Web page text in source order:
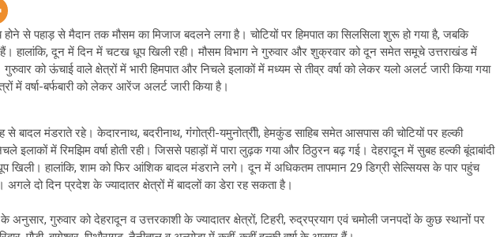
होने से पहाड़ से मैदान तक मौसम का मिजाज बदलने लगा है। चोटियों पर हिमपात का सिलसिला शुरू हो गया है, जबकि
हैं। हालांकि, दून में दिन में चटख धूप खिली रही। मौसम विभाग ने गुरुवार और शुक्रवार को दून समेत समूचे उत्तराखंड में
गुरुवार को ऊंचाई वाले क्षेत्रों में भारी हिमपात और निचले इलाकों में मध्यम से तीव्र वर्षा को लेकर यलो अलर्ट जारी किया गया
में वर्षा-बर्फबारी को लेकर आरेंज अलर्ट जारी किया है।
से बादल मंडराते रहे। केदारनाथ, बदरीनाथ, गंंगोत्री-यमुनोत्रीी, हेमकुंड साहिब समेत आसपास की चोटियों पर हल्की
इलाकों में रिमझिम वर्षा होती रही। जिससे पहाड़ों में पारा लुढ़क गया और ठिठुरन बढ़ गई। देहरादून में सुबह हल्की बूंदाबांदी
हालांकि, शाम को फिर आंशिक बादल मंडराने लगे। दून में अधिकतम तापमान 29 डिग्री सेल्सियस के पार पहुंच
अगले दो दिन प्रदेश के ज्यादातर क्षेत्रों में बादलों का डेरा रह सकता है।
गुरुवार को देहरादून व उत्तरकाशी के ज्यादातर क्षेत्रों, टिहरी, रुद्रप्रयाग एवं चमोली जनपदों के कुछ स्थानों पर